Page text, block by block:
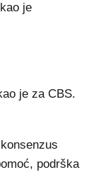
je
je za CBS.
podrška